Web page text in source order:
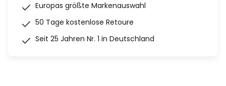
Europas größte Markenauswahl
50 Tage kostenlose Retoure
Seit 25 Jahren Nr. 1 in Deutschland